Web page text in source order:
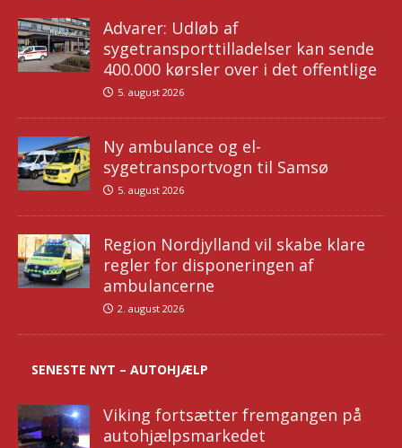
Advarer: Udløb af
sygetransporttilladelser kan sende
400.000 kørsler over i det offentlige
5. august 2026
Ny ambulance og el-
sygetransportvogn til Samsø
5. august 2026
Region Nordjylland vil skabe klare
regler for disponeringen af
ambulancerne
2. august 2026
SENESTE NYT – AUTOHJÆLP
Viking fortsætter fremgangen på
autohjælpsmarkedet